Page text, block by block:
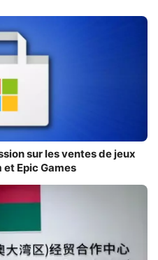
sur les ventes de jeux
Epic Games